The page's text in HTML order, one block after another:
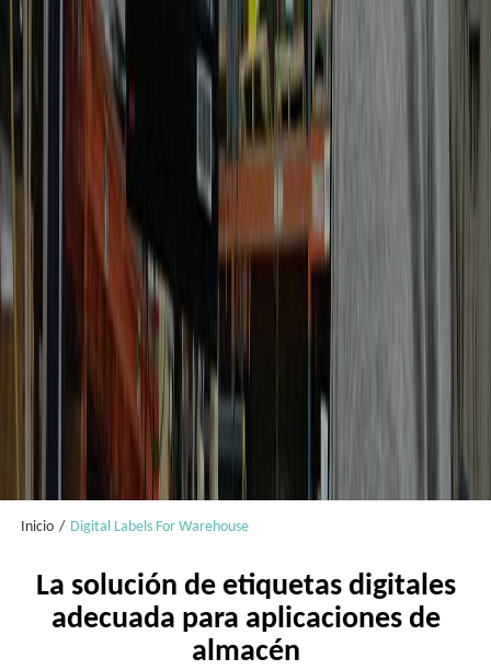
Inicio / Digital Labels For Warehouse
La solución de etiquetas digitales
adecuada para aplicaciones de
almacén